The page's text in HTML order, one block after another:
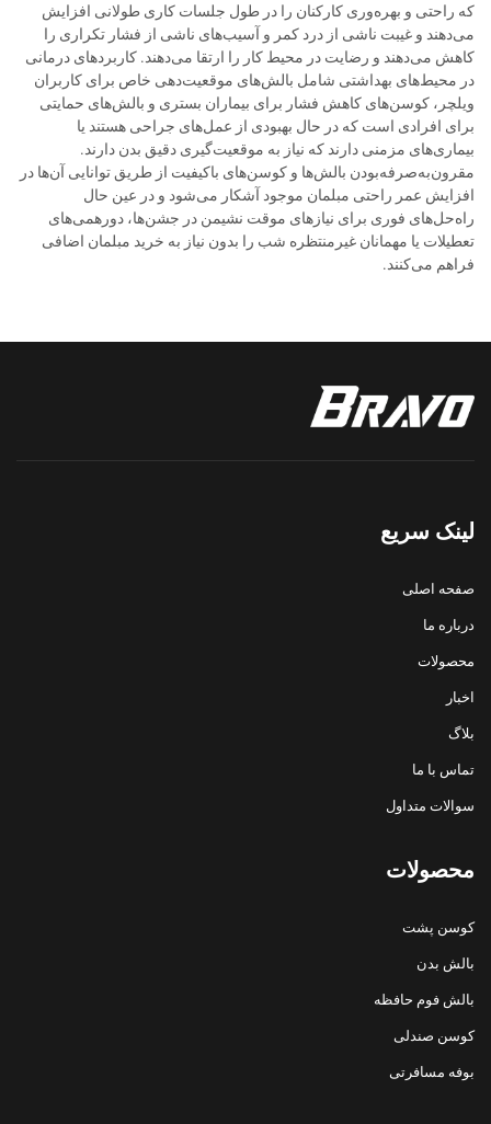
که راحتی و بهره‌وری کارکنان را در طول جلسات کاری طولانی افزایش
می‌دهند و غیبت ناشی از درد کمر و آسیب‌های ناشی از فشار تکراری را
کاهش می‌دهند و رضایت در محیط کار را ارتقا می‌دهند. کاربردهای درمانی
در محیط‌های بهداشتی شامل بالش‌های موقعیت‌دهی خاص برای کاربران
ویلچر، کوسن‌های کاهش فشار برای بیماران بستری و بالش‌های حمایتی
برای افرادی است که در حال بهبودی از عمل‌های جراحی هستند یا
بیماری‌های مزمنی دارند که نیاز به موقعیت‌گیری دقیق بدن دارند.
مقرون‌به‌صرفه‌بودن بالش‌ها و کوسن‌های باکیفیت از طریق توانایی آن‌ها در
افزایش عمر راحتی مبلمان موجود آشکار می‌شود و در عین حال
راه‌حل‌های فوری برای نیازهای موقت نشیمن در جشن‌ها، دورهمی‌های
تعطیلات یا مهمانان غیرمنتظره شب را بدون نیاز به خرید مبلمان اضافی
فراهم می‌کنند.
لینک سریع
صفحه اصلی
درباره ما
محصولات
اخبار
بلاگ
تماس با ما
سوالات متداول
محصولات
کوسن پشت
بالش بدن
بالش فوم حافظه
کوسن صندلی
بوفه مسافرتی